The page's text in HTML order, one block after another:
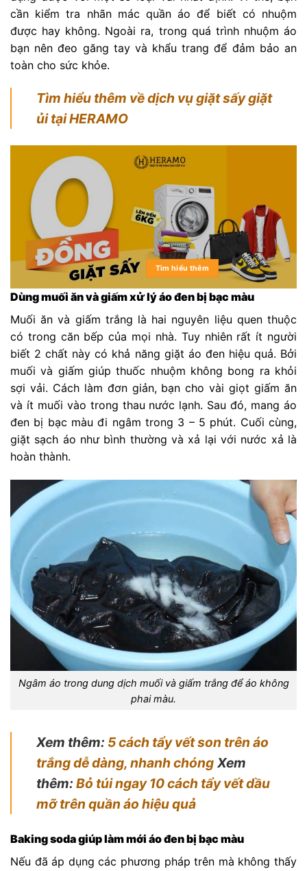
cần kiểm tra nhãn mác quần áo để biết có nhuộm
được hay không. Ngoài ra, trong quá trình nhuộm áo
bạn nên đeo găng tay và khẩu trang để đảm bảo an
toàn cho sức khỏe.
Tìm hiểu thêm về dịch vụ giặt sấy giặt
ủi tại HERAMO
Tìm hiểu thêm
Dùng muối ăn và giấm xử lý áo đen bị bạc màu
Muối ăn và giấm trắng là hai nguyên liệu quen thuộc
có trong căn bếp của mọi nhà. Tuy nhiên rất ít người
biết 2 chất này có khả năng giặt áo đen hiệu quả. Bởi
muối và giấm giúp thuốc nhuộm không bong ra khỏi
sợi vải. Cách làm đơn giản, bạn cho vài giọt giấm ăn
và ít muối vào trong thau nước lạnh. Sau đó, mang áo
đen bị bạc màu đi ngâm trong 3 – 5 phút. Cuối cùng,
giặt sạch áo như bình thường và xả lại với nước xả là
hoàn thành.
Ngâm áo trong dung dịch muối và giấm trắng để áo không
phai màu.
Xem thêm: 5 cách tẩy vết son trên áo
trắng dễ dàng, nhanh chóng Xem
thêm: Bỏ túi ngay 10 cách tẩy vết dầu
mỡ trên quần áo hiệu quả
Baking soda giúp làm mới áo đen bị bạc màu
Nếu đã áp dụng các phương pháp trên mà không thấy